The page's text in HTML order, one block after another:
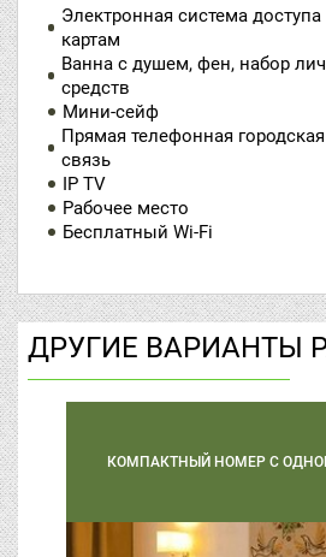
Электронная система
картам
Ванна с душем, фен, набор
средств
Мини-сейф
Прямая телефонная
связь
IP TV
Рабочее место
Бесплатный Wi-Fi
ДРУГИЕ ВАРИАНТЫ
КОМПАКТНЫЙ НОМЕР С